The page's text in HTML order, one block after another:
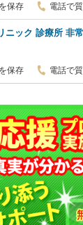
保存 電話で
ニック 診療所 非
保存 電話で